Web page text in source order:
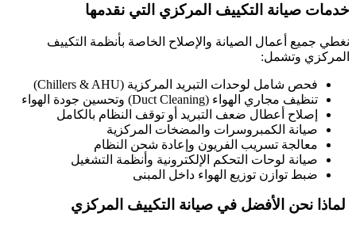
خدمات صيانة التكييف المركزي التي نقدمها
نغطي جميع أعمال الصيانة والإصلاح الخاصة بأنظمة التكييف
المركزي وتشمل:
فحص شامل لوحدات التبريد المركزية (Chillers & AHU)
تنظيف مجاري الهواء (Duct Cleaning) وتحسين جودة الهواء
إصلاح أعطال ضعف التبريد أو توقف النظام بالكامل
صيانة الكمبروسرات والمضخات المركزية
معالجة تسريب الفريون وإعادة شحن النظام
صيانة لوحات التحكم الإلكترونية وأنظمة التشغيل
ضبط توازن توزيع الهواء داخل المبنى
لماذا نحن الأفضل في صيانة التكييف المركزي